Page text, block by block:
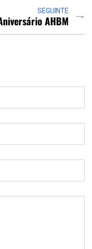
SEGUINTE
AHBM